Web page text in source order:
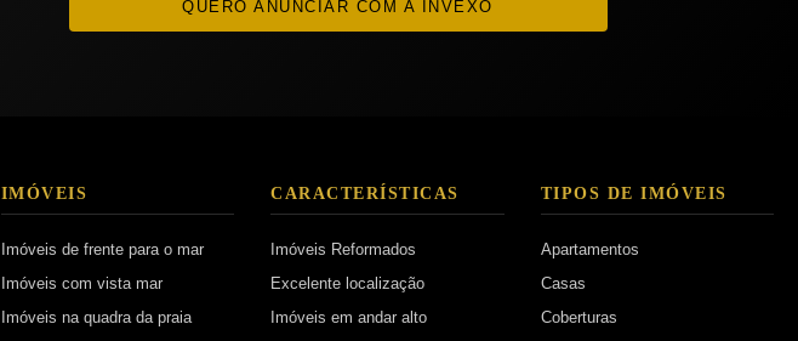
QUERO ANUNCIAR COM A INVEXO
IMÓVEIS
Imóveis de frente para o mar
Imóveis com vista mar
Imóveis na quadra da praia
CARACTERÍSTICAS
Imóveis Reformados
Excelente localização
Imóveis em andar alto
TIPOS DE IMÓVEIS
Apartamentos
Casas
Coberturas